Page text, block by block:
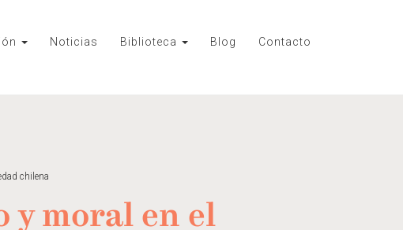
Noticias Biblioteca Blog Contacto
chilena
y moral en el